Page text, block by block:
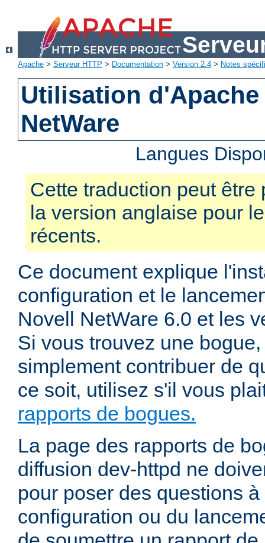
Apache > Serveur HTTP > Documentation > Version 2.4 > Notes
Utilisation
NetWare
Langues
Cette traduction peut être
la version anglaise pour
récents.
Ce document explique
configuration et le
Novell NetWare 6.0 et les
Si vous trouvez une
simplement contribuer de
ce soit, utilisez s'il vous
rapports de bogues.
La page des rapports de
diffusion dev-httpd ne
pour poser des questions
configuration ou du